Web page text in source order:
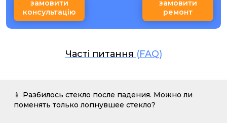
замовити
консультацію
замовити
ремонт
Часті питання (FAQ)
📱 Разбилось стекло после падения. Можно ли
поменять только лопнувшее стекло?